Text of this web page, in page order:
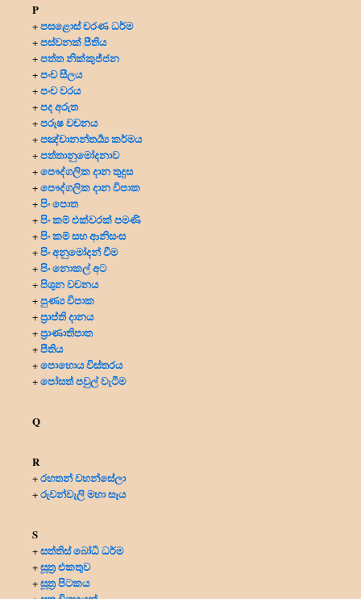
P
+පසළොස් චරණ ධර්ම
+පස්වනක් පීතිය
+පත්ත නික්කුජ්ජන
+පංච සීලය
+පංච වරය
+පද අරුත
+පරුෂ වචනය
+පඤ්චානන්තර්‍ය්‍ය කර්මය
+පත්තානුමෝදනාව
+පෞද්ගලික දානතුදුස
+පෞද්ගලික දාන විපාක
+පිං පොත
+පිං කම් එක්වරක් පමණි
+පිං කම් සහ ආනිසංස
+පිං අනුමෝදන් වීම
+පිං නොකල් අට
+පිශුන වචනය
+පුණ්‍ය විපාක
+ප්‍රාප්ති දානය
+ප්‍රාණාතිපාත
+පීතිය
+පොහොය විස්තරය
+පෝසත් පවුල් වැටීම
Q
R
+රහතන් වහන්සේලා
+රුවන්වැලි මහා සෑය
S
+සත්තිස් බෝධි ධර්ම
+සූත්‍ර එකතුව
+සූත්‍ර පිටකය